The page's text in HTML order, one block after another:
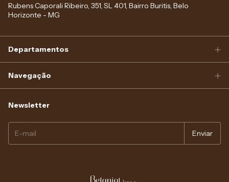
Rubens Caporali Ribeiro, 351, SL 401, Bairro Buritis, Belo
Horizonte - MG
Departamentos
Navegação
Newsletter